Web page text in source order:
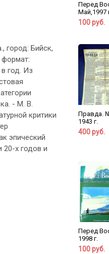
город: Бийск,
формат:
год. Из
- М. В.
критики
эпический
20-х годов и
Перед
Май,1997
100 руб.
Правда.
1943 г.
400 руб.
Перед
1998 г.
100 руб.